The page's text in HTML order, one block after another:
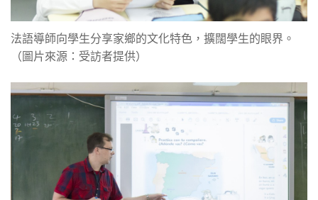
法語導師向學生分享家鄉的文化特色，擴闊學生的眼界。
（圖片來源：受訪者提供）